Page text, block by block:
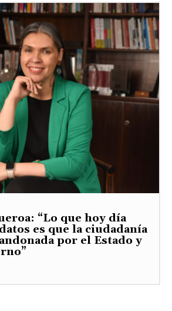
“Lo que hoy día
es que la ciudadanía
por el Estado y